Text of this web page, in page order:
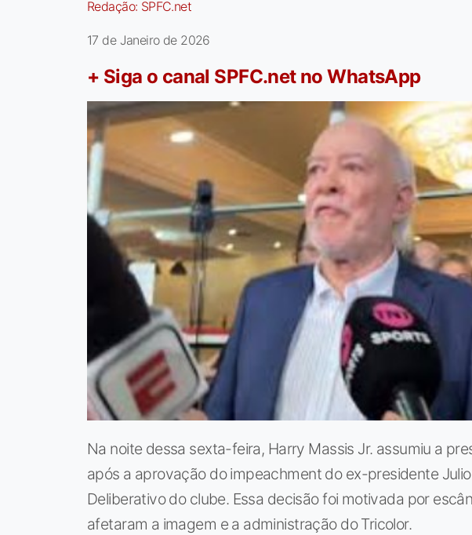
Redação: SPFC.net
17 de Janeiro de 2026
+ Siga o canal SPFC.net no WhatsApp
Na noite dessa sexta-feira, Harry Massis Jr. assumiu a
após a aprovação do impeachment do ex-presidente
Deliberativo do clube. Essa decisão foi motivada por
afetaram a imagem e a administração do Tricolor.